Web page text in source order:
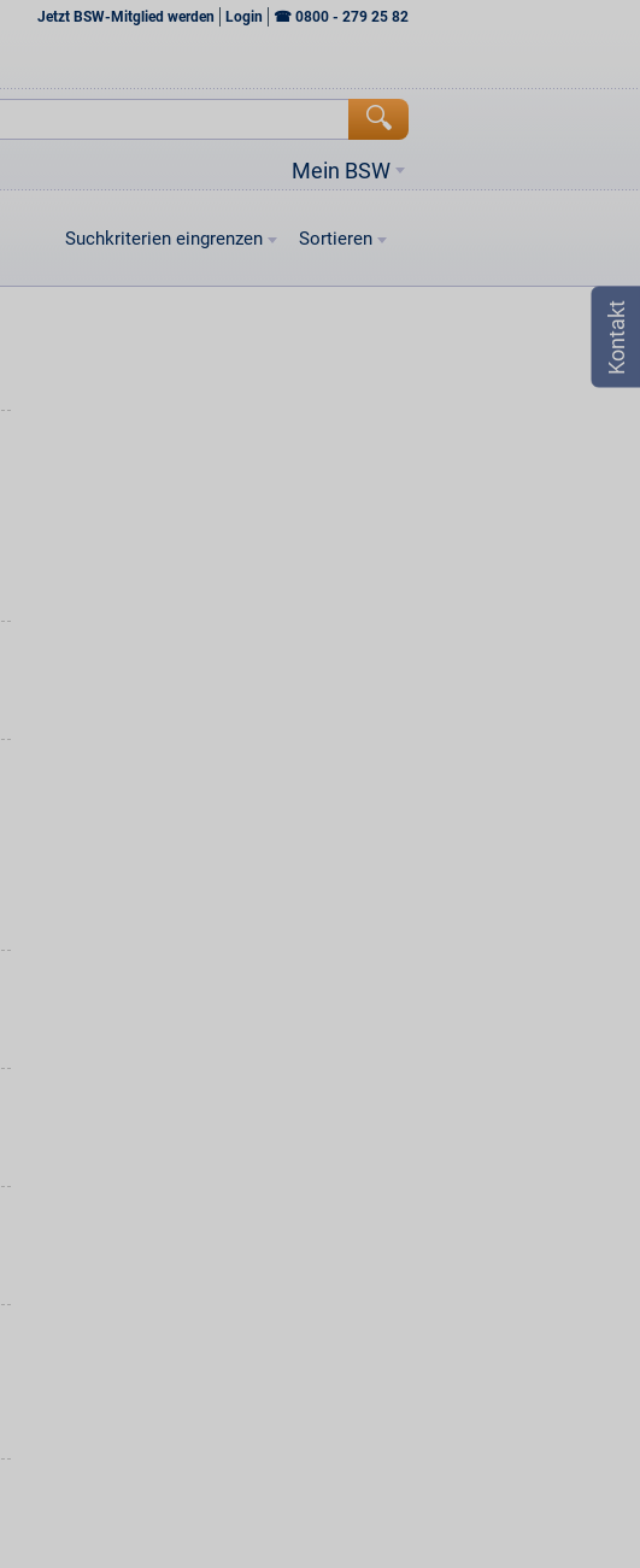
Jetzt BSW-Mitglied werden Login ☎ 0800 - 279 25 82
Mein BSW
Suchkriterien eingrenzen Sortieren